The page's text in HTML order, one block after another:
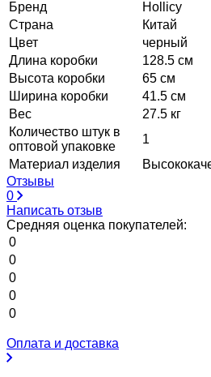
Бренд
Hollicy
Страна
Китай
Цвет
черный
Длина коробки
128.5 см
Высота коробки
65 см
Ширина коробки
41.5 см
Вес
27.5 кг
Количество штук в
оптовой упаковке
1
Материал изделия
Отзывы
0
Написать отзыв
Средняя оценка покупателей:
0
0
0
0
0
Оплата и доставка